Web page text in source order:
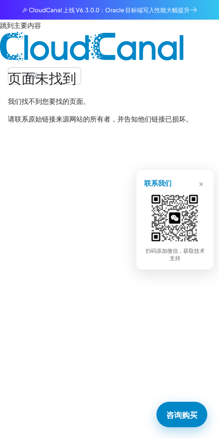
🎉 CloudCanal 上线 V6.3.0.0：Oracle 目标端写入性能大幅提升
跳到主要内容
页面未找到
我们找不到您要找的页面。
请联系原始链接来源网站的所有者，并告知他们链接已损坏。
联系我们 ×
扫码添加微信，获取技术
支持
咨询购买